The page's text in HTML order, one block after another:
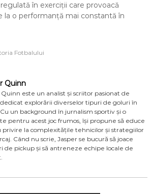
în exerciții care provoacă
la o performanță mai constantă în
Fotbalului
Quinn
Quinn este un analist și scriitor pasionat de
explorării diverselor tipuri de goluri în
un background în jurnalism sportiv și o
pentru acest joc frumos, își propune să educe
privire la complexitățile tehnicilor și strategiilor
Când nu scrie, Jasper se bucură să joace
de pickup și să antreneze echipe locale de